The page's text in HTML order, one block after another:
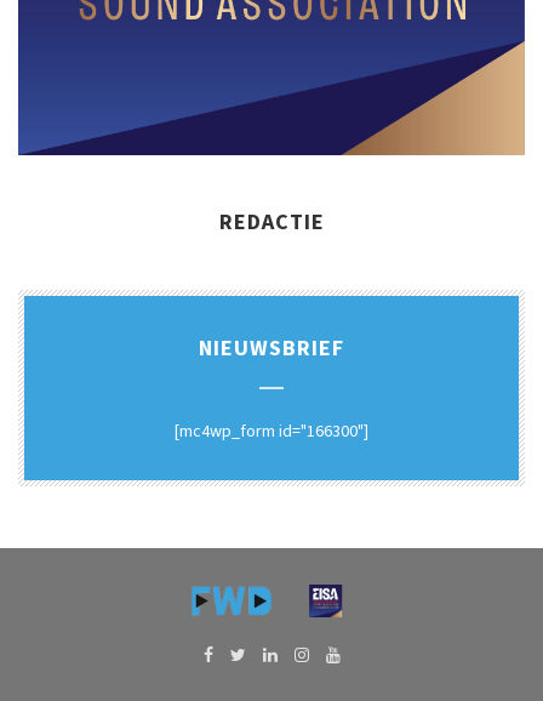
REDACTIE
NIEUWSBRIEF
[mc4wp_form id="166300"]